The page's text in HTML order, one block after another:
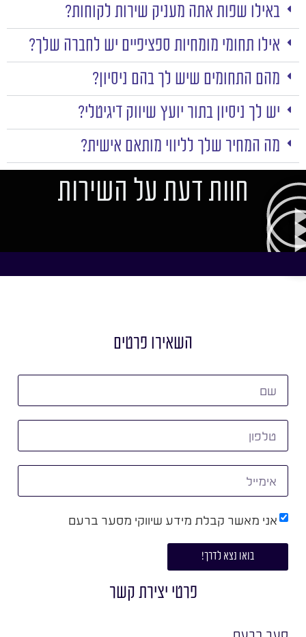
באילו שפות אתה מעניק שירות לקוחות?
אילו תחומי מומחיות ספציפיים יש לחברה שלך?
מהם התחומים שיש לך בהם ניסיון?
יש לך ניסיון בתור יועץ שיווק דיגיטלי?
מה המחיר שלך לליווי מותאם אישית?
חוות דעת על השירות
השאירו פרטים
אני מאשר קבלת מידע שיווקי מסער ברעם
בואו נצא לדרך!
פרטי יצירת קשר